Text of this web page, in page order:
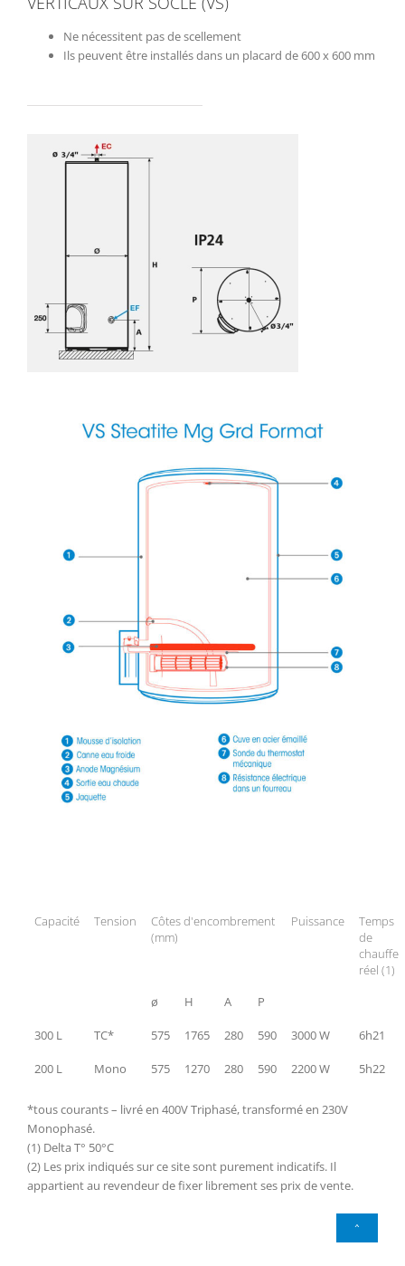
Ne nécessitent pas de scellement
Ils peuvent être installés dans un placard de 600 x 600 mm
Capacité Tension
Côtes d'encombrement
(mm)
Puissance
Temps
de
chauffe
réel (1)
ø
H A P
300 L TC* 575 1765 280 590 3000 W 6h21
200 L Mono 575 1270 280 590 2200 W 5h22
*tous courants – livré en 400V Triphasé, transformé en 230V
Monophasé.
(1) Delta T° 50°C
(2) Les prix indiqués sur ce site sont purement indicatifs. Il
appartient au revendeur de fixer librement ses prix de vente.
^